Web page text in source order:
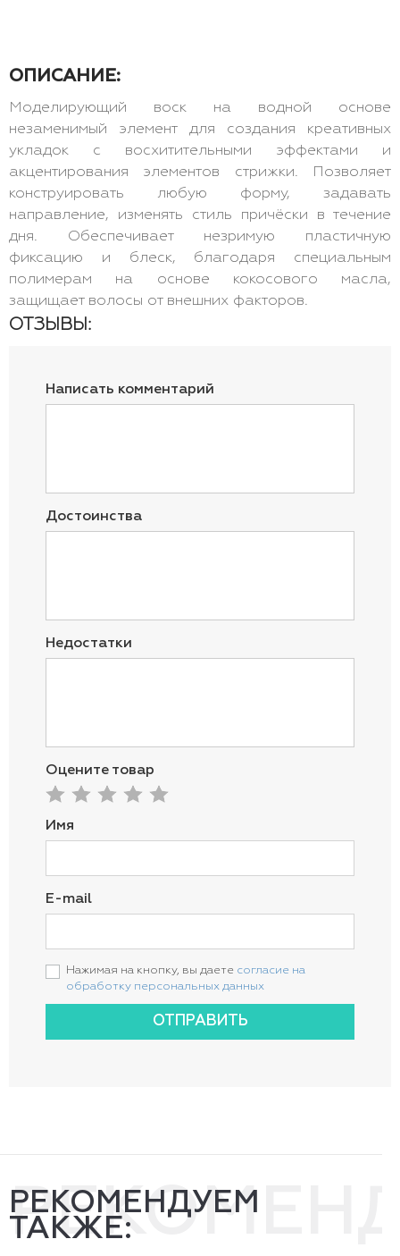
ОПИСАНИЕ:
Моделирующий воск на водной основе
незаменимый элемент для создания креативных
укладок с восхитительными эффектами и
акцентирования элементов стрижки. Позволяет
конструировать любую форму, задавать
направление, изменять стиль причёски в течение
дня. Обеспечивает незримую пластичную
фиксацию и блеск, благодаря специальным
полимерам на основе кокосового масла,
защищает волосы от внешних факторов.
ОТЗЫВЫ:
Написать комментарий
Достоинства
Недостатки
Оцените товар
Имя
E-mail
Нажимая на кнопку, вы даете согласие на
обработку персональных данных
ОТПРАВИТЬ
РЕКОМЕНДУЕМ
ТАКЖЕ: